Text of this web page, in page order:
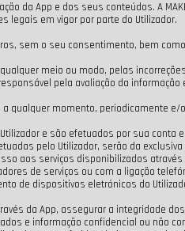
da App e dos seus conteúdos. A
legais em vigor por parte do Utilizador.
sem o seu consentimento, bem
meio ou modo, pelas
pela avaliação da
a qualquer momento, periodicamente e/
e são efetuados por sua conta
pelo Utilizador, serão da
aos serviços disponibilizados
de serviços ou com a ligação
de dispositivos eletrónicos do
da App, assegurar a integridade
e informação confidencial ou não